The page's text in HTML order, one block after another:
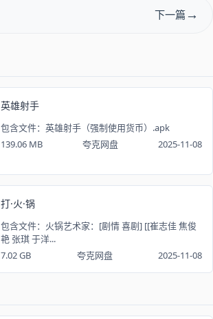
下一篇
英雄射手
包含文件：英雄射手（强制使用货币）.apk
139.06 MB
夸克网盘 2025-11-08
打·火·锅
包含文件：火锅艺术家：[剧情 喜剧] [[崔志佳 焦俊
艳 张琪 于洋...
7.02 GB
夸克网盘 2025-11-08